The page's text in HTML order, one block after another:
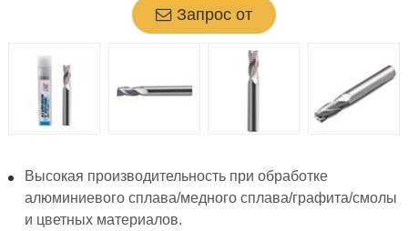
Запрос от
Высокая производительность при обработке
алюминиевого сплава/медного сплава/графита/смолы
и цветных материалов.